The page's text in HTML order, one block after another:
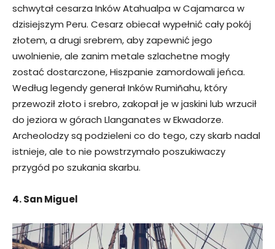
schwytał cesarza Inków Atahualpa w Cajamarca w
dzisiejszym Peru. Cesarz obiecał wypełnić cały pokój
złotem, a drugi srebrem, aby zapewnić jego
uwolnienie, ale zanim metale szlachetne mogły
zostać dostarczone, Hiszpanie zamordowali jeńca.
Według legendy generał Inków Rumiñahu, który
przewoził złoto i srebro, zakopał je w jaskini lub wrzucił
do jeziora w górach Llanganates w Ekwadorze.
Archeolodzy są podzieleni co do tego, czy skarb nadal
istnieje, ale to nie powstrzymało poszukiwaczy
przygód po szukania skarbu.
4. San Miguel